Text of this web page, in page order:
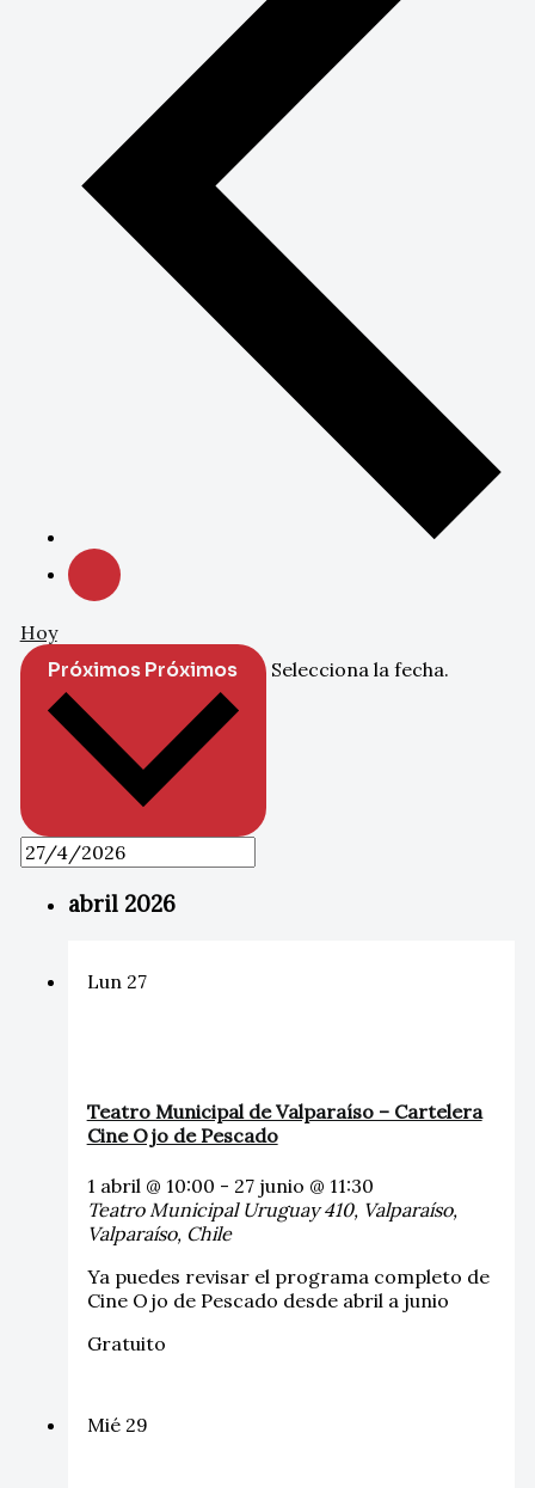
Hoy
PróximosPróximos Selecciona la fecha.
abril 2026
Lun 27
Teatro Municipal de Valparaíso – Cartelera
Cine Ojo de Pescado
1 abril @ 10:00 - 27 junio @ 11:30
Teatro Municipal Uruguay 410, Valparaíso,
Valparaíso, Chile
Ya puedes revisar el programa completo de
Cine Ojo de Pescado desde abril a junio
Gratuito
Mié 29